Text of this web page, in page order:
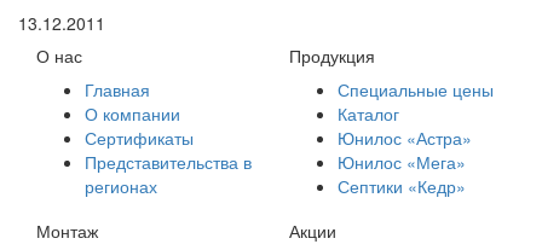
13.12.2011
О нас
Главная
О компании
Сертификаты
Представительства в
регионах
Продукция
Специальные цены
Каталог
Юнилос «Астра»
Юнилос «Мега»
Септики «Кедр»
Монтаж
Акции